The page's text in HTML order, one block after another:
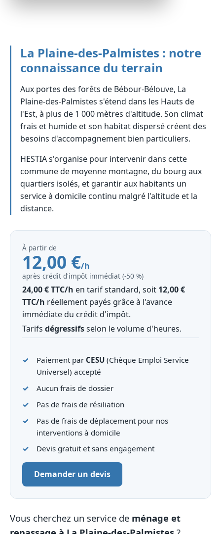
La Plaine-des-Palmistes : notre
connaissance du terrain
Aux portes des forêts de Bébour-Bélouve, La
Plaine-des-Palmistes s'étend dans les Hauts de
l'Est, à plus de 1 000 mètres d'altitude. Son climat
frais et humide et son habitat dispersé créent des
besoins d'accompagnement bien particuliers.
HESTIA s'organise pour intervenir dans cette
commune de moyenne montagne, du bourg aux
quartiers isolés, et garantir aux habitants un
service à domicile continu malgré l'altitude et la
distance.
À partir de
12,00 €/h
après crédit d'impôt immédiat (‑50 %)
24,00 € TTC/h en tarif standard, soit 12,00 €
TTC/h réellement payés grâce à l'avance
immédiate du crédit d'impôt.
Tarifs dégressifsselon le volume d'heures.
Paiement par CESU(Chèque Emploi Service
Universel) accepté
Aucun frais de dossier
Pas de frais de résiliation
Pas de frais de déplacement pour nos
interventions à domicile
Devis gratuit et sans engagement
Demander un devis
Vous cherchez un service de ménage et